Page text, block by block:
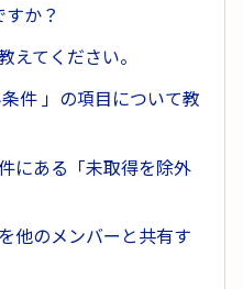
すか？
えてください。
件 」の項目について教
にある「未取得を除外
他のメンバーと共有す